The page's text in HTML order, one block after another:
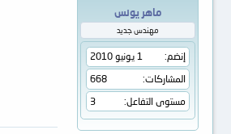
ماهر يونس
مهندس جديد
إنضم
1 يونيو 2010
المشاركات
668
مستوى التفاعل
3